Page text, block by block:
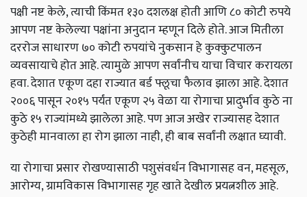
पक्षी नष्ट केले, त्याची किंमत १३० दशलक्ष होती आणि ८० कोटी रुपये
आपण नष्ट केलेल्या पक्षांना अनुदान म्हणून दिले होते. आज मितीला
दररोज साधारण ७० कोटी रुपयांचे नुकसान हे कुक्कुटपालन
व्यवसायाचे होत आहे. त्यामुळे आपण सर्वांनीच याचा विचार करायला
हवा. देशात एकूण दहा राज्यात बर्ड फ्लूचा फैलाव झाला आहे. देशात
२००६ पासून २०१५ पर्यंत एकूण २५ वेळा या रोगाचा प्रादुर्भाव कुठे ना
कुठे १५ राज्यांमध्ये झालेला आहे. पण आज अखेर राज्यासह देशात
कुठेही मानवाला हा रोग झाला नाही, ही बाब सर्वांनी लक्षात घ्यावी.
या रोगाचा प्रसार रोखण्यासाठी पशुसंवर्धन विभागासह वन, महसूल,
आरोग्य, ग्रामविकास विभागासह गृह खाते देखील प्रयत्नशील आहे.